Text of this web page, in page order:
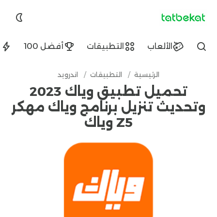
tatbekat.net
الألعاب التطبيقات أفضل 100
Find
الرئيسية / التطبيقات / اندرويد
تحميل تطبيق وياك 2023
وتحديث تنزيل برنامج وياك مهكر
Z5 وياك